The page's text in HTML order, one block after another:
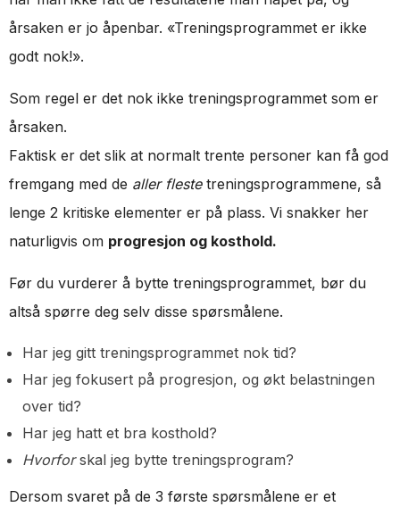
årsaken er jo åpenbar. «Treningsprogrammet er ikke
godt nok!».
Som regel er det nok ikke treningsprogrammet som er
årsaken.
Faktisk er det slik at normalt trente personer kan få god
fremgang med de aller flestetreningsprogrammene, så
lenge 2 kritiske elementer er på plass. Vi snakker her
naturligvis om progresjon og kosthold.
Før du vurderer å bytte treningsprogrammet, bør du
altså spørre deg selv disse spørsmålene.
Har jeg gitt treningsprogrammet nok tid?
Har jeg fokusert på progresjon, og økt belastningen
over tid?
Har jeg hatt et bra kosthold?
Hvorforskal jeg bytte treningsprogram?
Dersom svaret på de 3 første spørsmålene er et